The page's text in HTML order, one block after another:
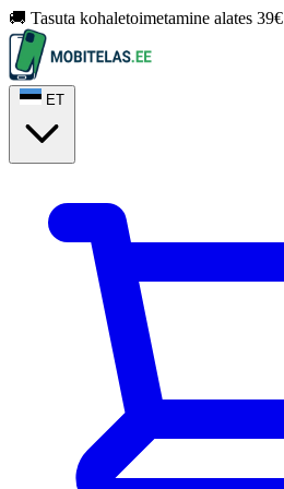
🚚 Tasuta kohaletoimetamine alates 39€
ET